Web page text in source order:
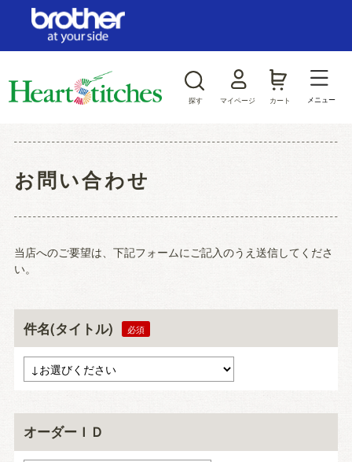
探す マイページ カート メニュー
お問い合わせ
当店へのご要望は、下記フォームにご記入のうえ送信してくださ
い。
件名(タイトル)
オーダーＩＤ
ログイン/新規会員登録
ジャンルから探す